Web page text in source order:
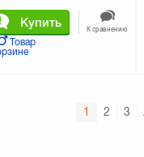
Купить
Товар
К сравнению
1 2 3